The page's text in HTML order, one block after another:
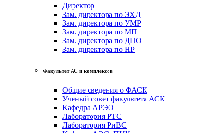
Директор
Зам. директора по ЭХД
Зам. директора по УМР
Зам. директора по МП
Зам. директора по ДПО
Зам. директора по НР
Факультет АС и комплексов
Общие сведения о ФАСК
Ученый совет факультета АСК
Кафедра АРЭО
Лаборатория РТС
Лаборатория РиВС